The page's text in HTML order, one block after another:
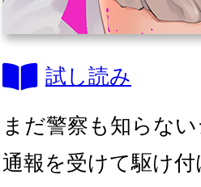
試し読み
まだ警察も知らな
通報を受けて駆け